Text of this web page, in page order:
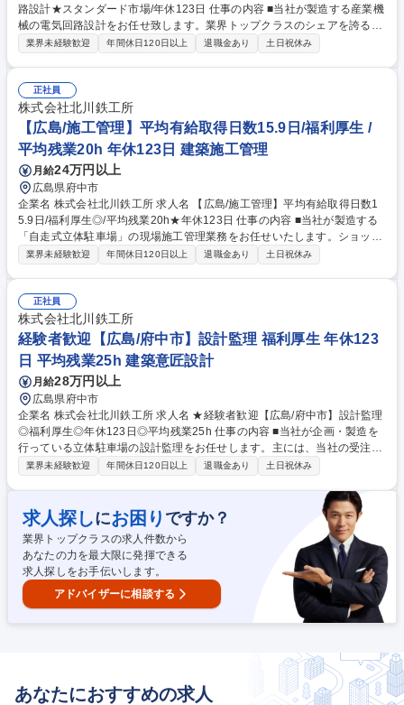
路設計★スタンダード市場/年休123日 仕事の内容 ■当社が製造する産業機
械の電気回路設計をお任せ致します。業界トップクラスのシェアを誇る製
品が多く、オーダーメイドならではの製品開発力が強みの事業。モノづく
高い、ハイスペックな大型設備機械の開発に携わることができます。 《業
務について》コンクリートプラントの電気回路設計を行います。リレーシ
ーケンスで制御する製品が対象となります。 募集職種 ★経験者歓迎【広
島県府中市】電気回路設計★スタンダード市場/年休123日
業界未経験歓迎 年間休日120日以上 退職金あり 土日祝休み
正社員
株式会社北川鉄工所
【広島/施工管理】平均有給取得日数15.9日/福利厚生 /
平均残業20h 年休123日 建築施工管理
月給24万円以上
広島県府中市
企業名 株式会社北川鉄工所 求人名 【広島/施工管理】平均有給取得日数1
5.9日/福利厚生◎/平均残業20h★年休123日 仕事の内容 ■当社が製造する
「自走式立体駐車場」の現場施工管理業務をお任せいたします。ショッピ
ングモールやアミューズメント施設、大型病院など、私たちが日頃から目
模な案件が特徴です。 ■メーカーとして立体駐車場の開発・製造も手掛け
ているため、単なる施工業務だけでなくモノづくりの醍醐味も味わうこと
が出来ます。 《業務について》工事現場の安全・品質・工程・原価管理、
施工計画の作成 、施工図面作成(基礎工事など)、現地調査 など 募集職種
【広島/施工管理】平均有給取得日数15.9日/福利厚生◎/平均残業20h★年
休123日
業界未経験歓迎 年間休日120日以上 退職金あり 土日祝休み
正社員
株式会社北川鉄工所
経験者歓迎【広島/府中市】設計監理 福利厚生 年休123
日 平均残業25h 建築意匠設計
月給28万円以上
広島県府中市
企業名 株式会社北川鉄工所 求人名 ★経験者歓迎【広島/府中市】設計監理
◎福利厚生◎年休123日◎平均残業25h 仕事の内容 ■当社が企画・製造を
行っている立体駐車場の設計監理をお任せします。主には、当社の受注し
た立体駐車場に関する設計業務となります。 【業務内容】 ◆自走式立体
力】設計する案件は数億～数十億規模の立体駐車場！日頃利用するショッ
ピングモールなどの施設でも導入されており、ご自身が携わった製品が身
近に利用されます！ 募集職種 ★経験者歓迎【広島/府中市】設計監理◎福
利厚生◎年休123日◎平均残業25h
業界未経験歓迎 年間休日120日以上 退職金あり 土日祝休み
求人探しにお困り ですか？
業界トップクラスの求人件数から
あなたの力を最大限に発揮できる
求人探しをお手伝いします。
アドバイザーに相談する
あなたにおすすめの求人